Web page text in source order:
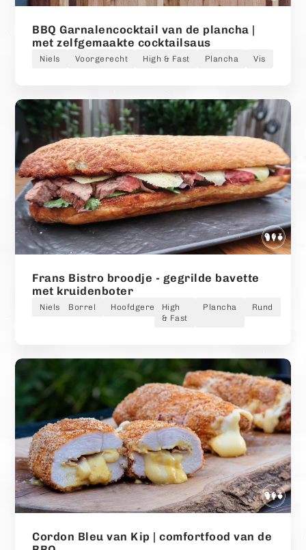
BBQ Garnalencocktail van de plancha |
met zelfgemaakte cocktailsaus
Niels Voorgerecht High & Fast Plancha Vis
Frans Bistro broodje - gegrilde bavette
met kruidenboter
Niels Borrel HoofdgerechtHigh
& Fast
Plancha Rund
Cordon Bleu van Kip | comfortfood van de